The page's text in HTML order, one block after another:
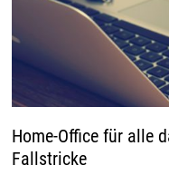
Home-Office für alle
Fallstricke